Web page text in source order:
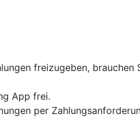
freizugeben,
App frei.
per